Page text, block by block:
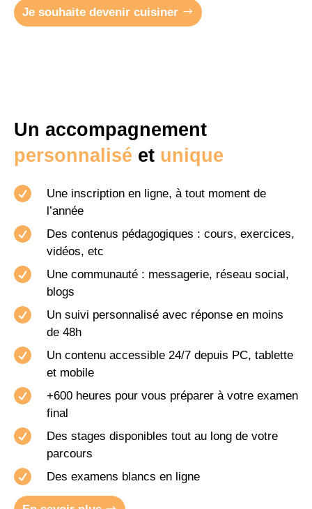
Je souhaite devenir cuisiner
Un accompagnement
personnalisé et unique

Une inscription en ligne, à tout moment de
l’année

Des contenus pédagogiques : cours, exercices,
vidéos, etc

Une communauté : messagerie, réseau social,
blogs

Un suivi personnalisé avec réponse en moins
de 48h

Un contenu accessible 24/7 depuis PC, tablette
et mobile

+600 heures pour vous préparer à votre examen
final

Des stages disponibles tout au long de votre
parcours
 Des examens blancs en ligne